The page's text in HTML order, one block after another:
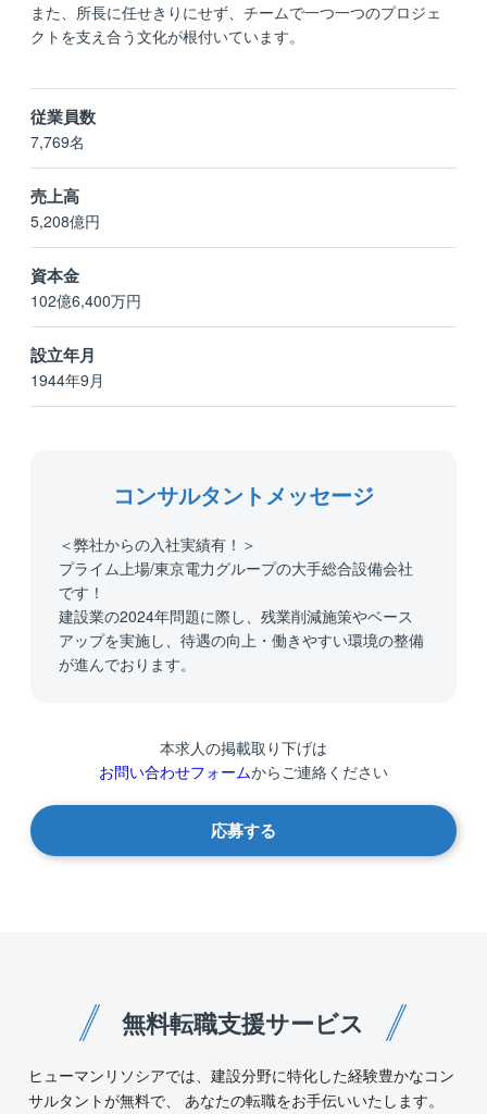
設立年月
1944年9月
資本金
102億6,400万円
売上高
5,208億円
従業員数
7,769名
また、所長に任せきりにせず、チームで一つ一つのプロジェ
クトを支え合う文化が根付いています。
コンサルタントメッセージ
＜弊社からの入社実績有！＞
プライム上場/東京電力グループの大手総合設備会社
です！
建設業の2024年問題に際し、残業削減施策やベース
アップを実施し、待遇の向上・働きやすい環境の整備
が進んでおります。
本求人の掲載取り下げは
お問い合わせフォームからご連絡ください
応募する
無料転職支援サービス
ヒューマンリソシアでは、建設分野に特化した経験豊かなコン
サルタントが無料で、 あなたの転職をお手伝いいたします。